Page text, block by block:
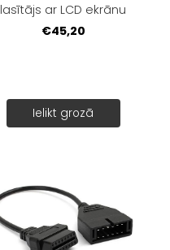
lasītājs ar LCD ekrānu
€45,20
Ielikt grozā